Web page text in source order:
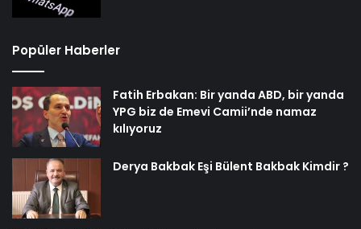
Popüler Haberler
Fatih Erbakan: Bir yanda ABD, bir yanda
YPG biz de Emevi Camii’nde namaz
kılıyoruz
Derya Bakbak Eşi Bülent Bakbak Kimdir ?